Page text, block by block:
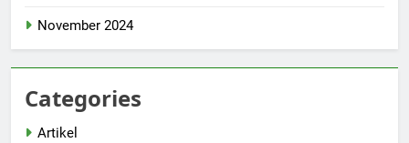
November 2024
Categories
Artikel